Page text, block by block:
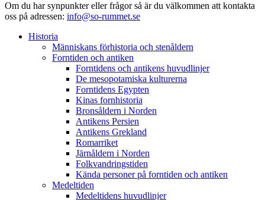
Om du har synpunkter eller frågor så är du välkommen att kontakta
oss på adressen: info@so-rummet.se
Historia
Människans förhistoria och stenåldern
Forntiden och antiken
Forntidens och antikens huvudlinjer
De mesopotamiska kulturerna
Forntidens Egypten
Kinas fornhistoria
Bronsåldern i Norden
Antikens Persien
Antikens Grekland
Romarriket
Järnåldern i Norden
Folkvandringstiden
Kända personer på forntiden och antiken
Medeltiden
Medeltidens huvudlinjer